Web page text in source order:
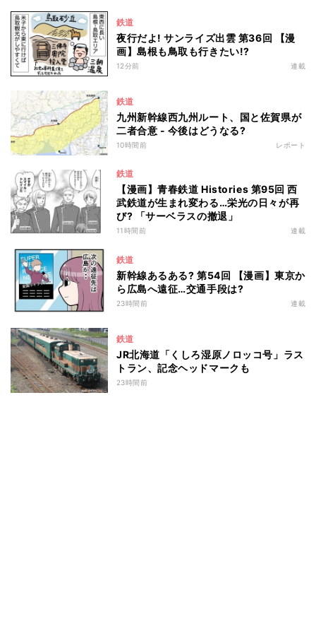
鉄道
夜行だよ! サンライズ出雲 第36回 【漫
画】島根も鳥取も行きたい!?
12分前 連載
鉄道
九州新幹線西九州ルート、国と佐賀県が
二者合意 - 今後はどうなる?
10時間前 レポート
鉄道
【漫画】青春鉄道 Histories 第95回 西
武鉄道が生まれ変わる…栄光の日々が再
び? 「サーベラスの撤退」
11時間前 連載
鉄道
新幹線あるある? 第54回 【漫画】東京か
ら広島へ遠征…交通手段は?
23時間前 連載
鉄道
JR北海道「くしろ湿原ノロッコ号」ラス
トラン、記念ヘッドマークも
23時間前